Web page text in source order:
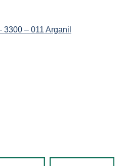
3300 – 011 Arganil